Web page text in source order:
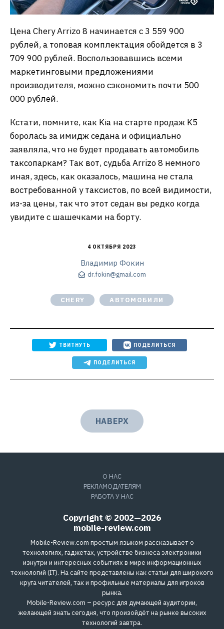
Цена Chery Arrizo 8 начинается с 3 559 900
рублей, а топовая комплектация обойдется в 3
709 900 рублей. Воспользовавшись всеми
маркетинговыми предложениями
производителя, можно сэкономить почти 500
000 рублей.
Кстати, помните, как Kia на старте продаж K5
боролась за имидж седана и официально
заявляла, что не будет продавать автомобиль
таксопаркам? Так вот, судьба Arrizo 8 немного
иная, здесь, как оказалось, машина не стала
востребованной у таксистов, по всей видимости,
из-за цены, так что этот седан вы редко когда
увидите с шашечками на борту.
4 ОКТЯБРЯ 2023
Владимир Фокин
dr.fokin@gmail.com
CHERY АВТОМОБИЛИ
ТВИТНУТЬ ПОДЕЛИТЬСЯ
ПОДЕЛИТЬСЯ
НАВЕРХ
О НАС
РЕКЛАМОДАТЕЛЯМ
РАБОТА У НАС
Copyright © 2002—2026
mobile-review.com
Mobile-Review.com простым языком рассказывает о
технологиях, гаджетах, устройстве бизнеса электроники
изнутри и интересных событиях в мире информационных
технологий (IT). На сайте представлены как статьи для широкого
круга читателей, так и профильные материалы для игроков
рынка.
Mobile-Review.com – ресурс для думающей аудитории,
желающей знать сегодня, что произойдёт на рынке высоких
технологий завтра.